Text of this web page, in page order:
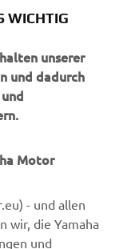
für jede Art, das
mit eleganten
die für höchsten
Layout und der
Detail
die für jedes
authentisch ist.
WICHTIG
unserer
und dadurch
Motor
- und allen
wir, die Yamaha
und